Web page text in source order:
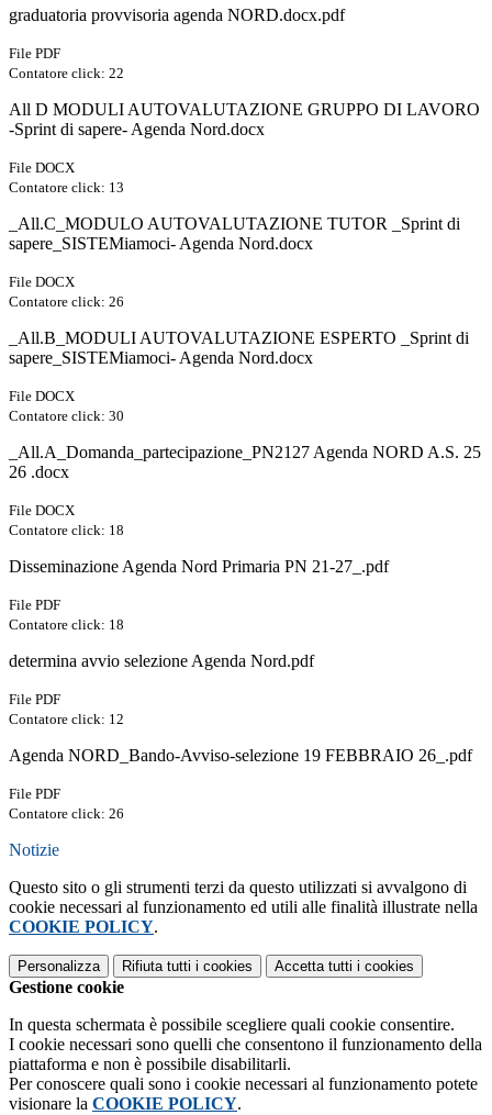
graduatoria provvisoria agenda NORD.docx.pdf
File PDF
Contatore click: 22
All D MODULI AUTOVALUTAZIONE GRUPPO DI LAVORO
-Sprint di sapere- Agenda Nord.docx
File DOCX
Contatore click: 13
_All.C_MODULO AUTOVALUTAZIONE TUTOR _Sprint di
sapere_SISTEMiamoci- Agenda Nord.docx
File DOCX
Contatore click: 26
_All.B_MODULI AUTOVALUTAZIONE ESPERTO _Sprint di
sapere_SISTEMiamoci- Agenda Nord.docx
File DOCX
Contatore click: 30
_All.A_Domanda_partecipazione_PN2127 Agenda NORD A.S. 25
26 .docx
File DOCX
Contatore click: 18
Disseminazione Agenda Nord Primaria PN 21-27_.pdf
File PDF
Contatore click: 18
determina avvio selezione Agenda Nord.pdf
File PDF
Contatore click: 12
Agenda NORD_Bando-Avviso-selezione 19 FEBBRAIO 26_.pdf
File PDF
Contatore click: 26
Notizie
Questo sito o gli strumenti terzi da questo utilizzati si avvalgono di
cookie necessari al funzionamento ed utili alle finalità illustrate nella
COOKIE POLICY.
Personalizza Rifiuta tutti i cookies Accetta tutti i cookies
Gestione cookie
In questa schermata è possibile scegliere quali cookie consentire.
I cookie necessari sono quelli che consentono il funzionamento della
piattaforma e non è possibile disabilitarli.
Per conoscere quali sono i cookie necessari al funzionamento potete
visionare la COOKIE POLICY.